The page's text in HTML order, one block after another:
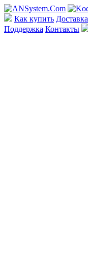
Как купить Доставка
Поддержка Контакты